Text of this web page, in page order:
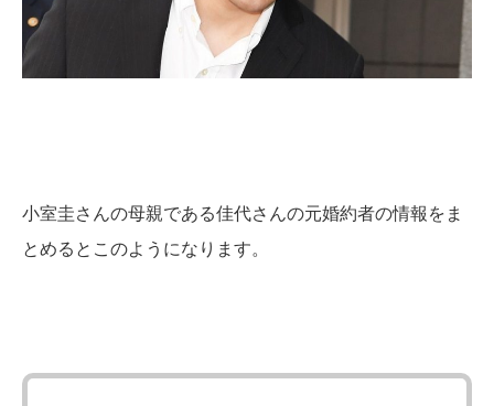
小室圭さんの母親である佳代さんの元婚約者の情報をま
とめるとこのようになります。